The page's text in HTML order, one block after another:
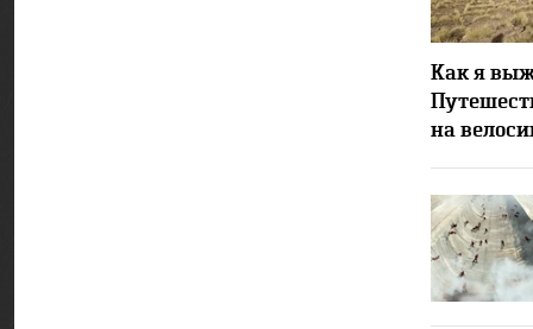
Как я
на